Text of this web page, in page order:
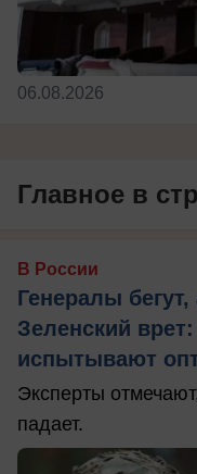
06.08.2026
Главное в
В России
Генералы бегут,
Зеленский
испытывают
Эксперты
падает.